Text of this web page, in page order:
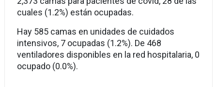
cuales (1.2%) están ocupadas.
Hay 585 camas en unidades de cuidados
intensivos, 7 ocupadas (1.2%). De 468
ventiladores disponibles en la red hospitalaria, 0
ocupado (0.0%).